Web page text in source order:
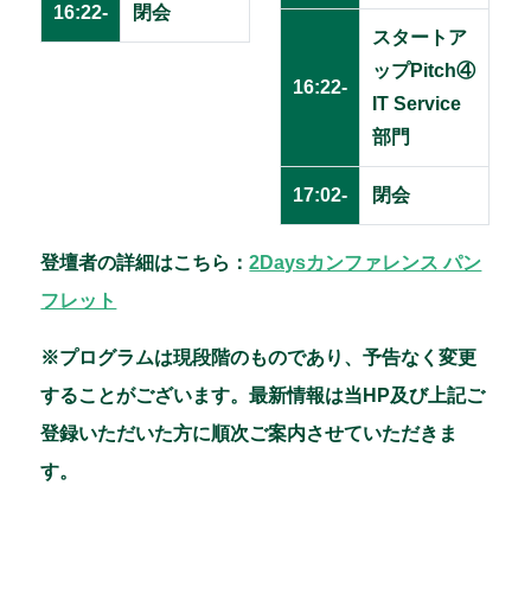
16:22- 閉会
16:22-
スタートア
ップPitch④
IT Service
部門
17:02- 閉会
登壇者の詳細はこちら：2Daysカンファレンス パン
フレット
※プログラムは現段階のものであり、予告なく変更
することがございます。最新情報は当HP及び上記ご
登録いただいた方に順次ご案内させていただきま
す。